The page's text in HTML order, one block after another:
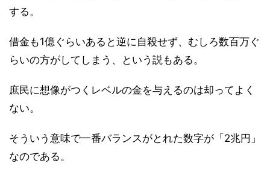
する。
借金も1億ぐらいあると逆に自殺せず、むしろ数百万ぐ
らいの方がしてしまう、という説もある。
庶民に想像がつくレベルの金を与えるのは却ってよく
ない。
そういう意味で一番バランスがとれた数字が「2兆円」
なのである。